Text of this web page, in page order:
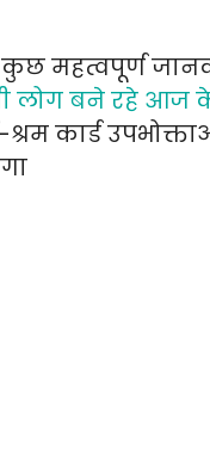
महत्वपूर्ण
लोग बने रहे आज
कार्ड